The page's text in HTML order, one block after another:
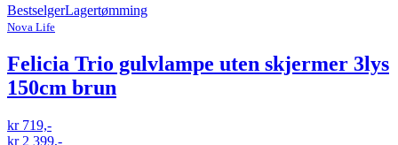
BestselgerLagertømming
Nova Life
Felicia Trio gulvlampe uten skjermer 3lys
150cm brun
kr 719,-
kr 2 399,-